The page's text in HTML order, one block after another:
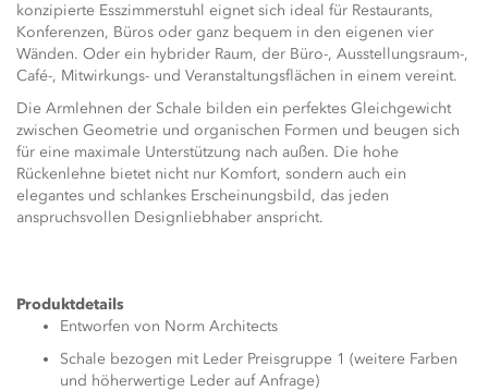
konzipierte Esszimmerstuhl eignet sich ideal für Restaurants,
Konferenzen, Büros oder ganz bequem in den eigenen vier
Wänden. Oder ein hybrider Raum, der Büro-, Ausstellungsraum-,
Café-, Mitwirkungs- und Veranstaltungsflächen in einem vereint.
Die Armlehnen der Schale bilden ein perfektes Gleichgewicht
zwischen Geometrie und organischen Formen und beugen sich
für eine maximale Unterstützung nach außen. Die hohe
Rückenlehne bietet nicht nur Komfort, sondern auch ein
elegantes und schlankes Erscheinungsbild, das jeden
anspruchsvollen Designliebhaber anspricht.
Produktdetails
Entworfen von Norm Architects
Schale bezogen mit Leder Preisgruppe 1 (weitere Farben
und höherwertige Leder auf Anfrage)